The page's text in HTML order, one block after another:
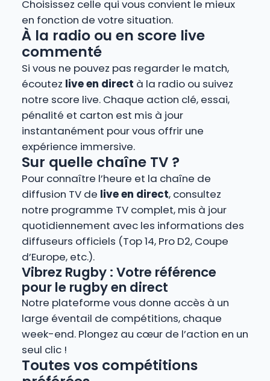
Choisissez celle qui vous convient le mieux
en fonction de votre situation.
À la radio ou en score live
commenté
Si vous ne pouvez pas regarder le match,
écoutez live en direct à la radio ou suivez
notre score live. Chaque action clé, essai,
pénalité et carton est mis à jour
instantanément pour vous offrir une
expérience immersive.
Sur quelle chaîne TV ?
Pour connaître l’heure et la chaîne de
diffusion TV de live en direct, consultez
notre programme TV complet, mis à jour
quotidiennement avec les informations des
diffuseurs officiels (Top 14, Pro D2, Coupe
d’Europe, etc.).
Vibrez Rugby : Votre référence
pour le rugby en direct
Notre plateforme vous donne accès à un
large éventail de compétitions, chaque
week-end. Plongez au cœur de l’action en un
seul clic !
Toutes vos compétitions